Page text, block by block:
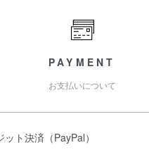
PAYMENT
お支払いについて
ット決済（PayPal）